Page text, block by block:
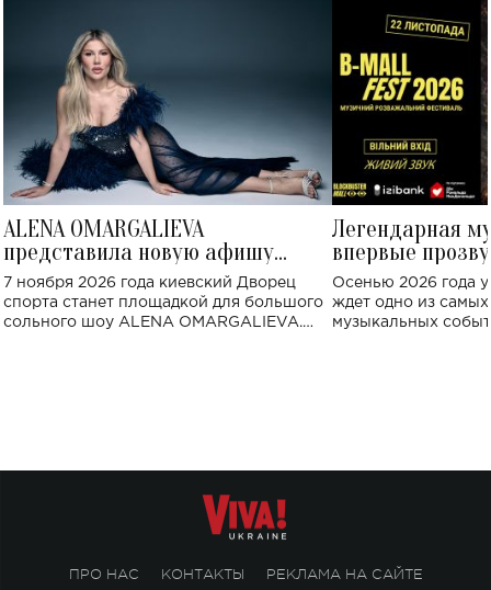
ALENA OMARGALIEVA
представила новую афишу
большого концерта во Дворце
спорта
7 ноября 2026 года киевский Дворец
спорта станет площадкой для большого
сольного шоу ALENA OMARGALIEVA.
Легендарная
впервые
Украине: где
Осенью 2026 года
ждет одно из
музыкальных
ПРО НАС КОНТАКТЫ РЕКЛАМА НА САЙТЕ